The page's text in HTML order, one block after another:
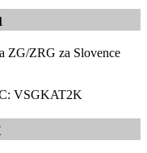
ZG/ZRG za Slovence
VSGKAT2K